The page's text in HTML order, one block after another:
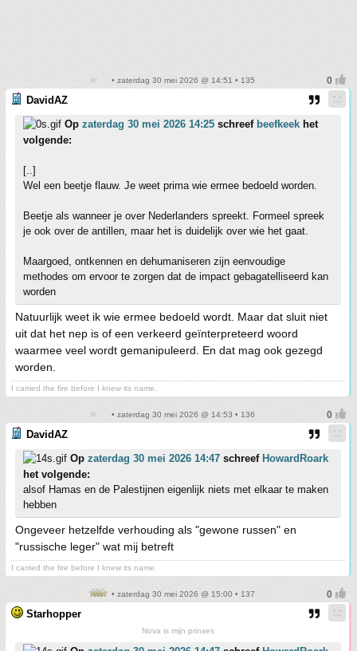
• zaterdag 30 mei 2026 @ 14:51 • 135
DavidAZ
Op zaterdag 30 mei 2026 14:25 schreef beefkeek het
volgende:
[..]
Wel een beetje flauw. Je weet prima wie ermee bedoeld worden.
Beetje als wanneer je over Nederlanders spreekt. Formeel spreek
je ook over de antillen, maar het is duidelijk over wie het gaat.
Maargoed, ontkennen en dehumaniseren zijn eenvoudige
methodes om ervoor te zorgen dat de impact gebagatelliseerd kan
worden
Natuurlijk weet ik wie ermee bedoeld wordt. Maar dat sluit niet
uit dat het nep is of een verkeerd geïnterpreteerd woord
waarmee veel wordt gemanipuleerd. En dat mag ook gezegd
worden.
I carried the fire before I knew its name.
• zaterdag 30 mei 2026 @ 14:53 • 136
DavidAZ
Op zaterdag 30 mei 2026 14:47 schreef HowardRoark
het volgende:
alsof Hamas en de Palestijnen eigenlijk niets met elkaar te maken
hebben
Ongeveer hetzelfde verhouding als "gewone russen" en
"russische leger" wat mij betreft
I carried the fire before I knew its name.
• zaterdag 30 mei 2026 @ 15:00 • 137
Starhopper
Nova is mijn prinses